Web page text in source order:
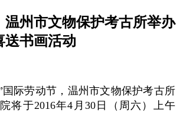
温州市文物保护考古所举办
送书画活动
国际劳动节，温州市文物保护考古所
将于2016年4月30日（周六）上午